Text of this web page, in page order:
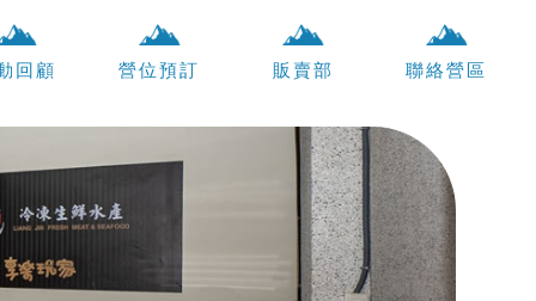
回顧 營位預訂 販賣部 聯絡營區